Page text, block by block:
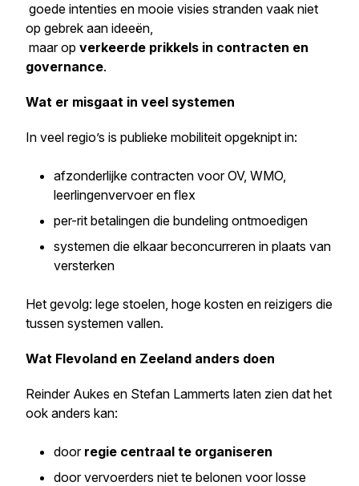
goede intenties en mooie visies stranden vaak niet
op gebrek aan ideeën,
maar op verkeerde prikkels in contracten en
governance.
Wat er misgaat in veel systemen
In veel regio’s is publieke mobiliteit opgeknipt in:
afzonderlijke contracten voor OV, WMO,
leerlingenvervoer en flex
per-rit betalingen die bundeling ontmoedigen
systemen die elkaar beconcurreren in plaats van
versterken
Het gevolg: lege stoelen, hoge kosten en reizigers die
tussen systemen vallen.
Wat Flevoland en Zeeland anders doen
Reinder Aukes en Stefan Lammerts laten zien dat het
ook anders kan:
door regie centraal te organiseren
door vervoerders niet te belonen voor losse